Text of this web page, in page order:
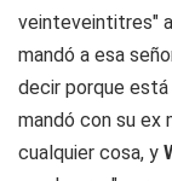
veinteveintitres"
mandó a esa
decir porque está
mandó con su ex
cualquier cosa, y